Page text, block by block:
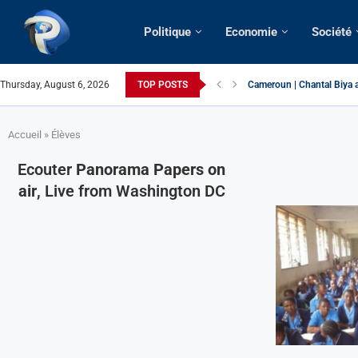
Politique Economie Société
Thursday, August 6, 2026 TOP POSTS Succession présidentielle
Accueil » Élèves
Ecouter Panorama Papers on
air, Live from Washington DC